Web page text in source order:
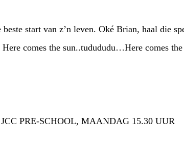
start van z’n leven. Oké Brian, haal die
comes the sun..tudududu…Here comes
PRE-SCHOOL, MAANDAG 15.30 UUR